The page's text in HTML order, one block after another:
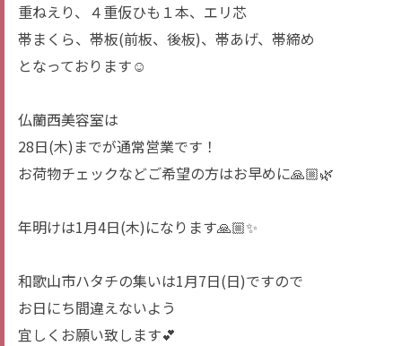
重ねえり、４重仮ひも１本、エリ芯
帯まくら、帯板(前板、後板)、帯あげ、帯締め
となっております☺️
仏蘭西美容室は
28日(木)までが通常営業です！
お荷物チェックなどご希望の方はお早めに🙏🏼🌿
年明けは1月4日(木)になります🙏🏼✨
和歌山市ハタチの集いは1月7日(日)ですので
お日にち間違えないよう
宜しくお願い致します💕